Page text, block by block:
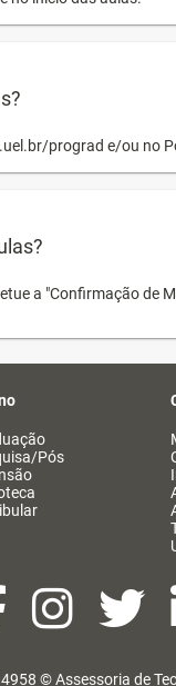
prograd e/ou no
a "Confirmação de
Pós
©Assessoria de